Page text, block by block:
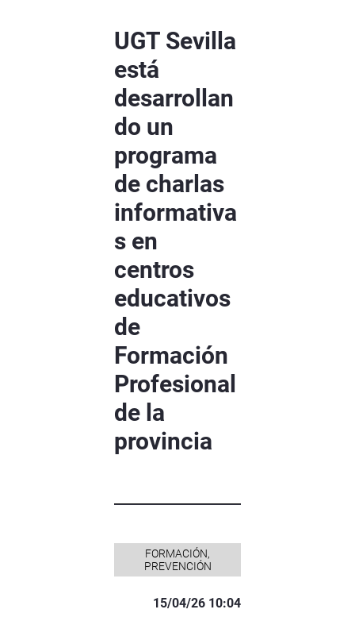
UGT Sevilla
está
desarrollan
do un
programa
de charlas
informativa
s en
centros
educativos
de
Formación
Profesional
de la
provincia
FORMACIÓN,
PREVENCIÓN
15/04/26 10:04